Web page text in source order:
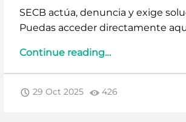
SECB actúa, denuncia y exige
Puedas acceder directamente
Continue reading“SECB
PRESIÓN
…
29 Oct 2025 426